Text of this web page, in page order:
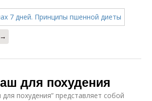
для похудения
похудения” представляет собой